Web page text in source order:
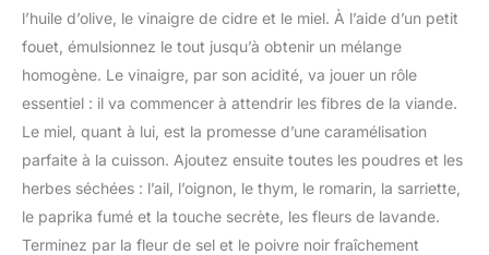
l’huile d’olive, le vinaigre de cidre et le miel. À l’aide d’un petit
fouet, émulsionnez le tout jusqu’à obtenir un mélange
homogène. Le vinaigre, par son acidité, va jouer un rôle
essentiel : il va commencer à attendrir les fibres de la viande.
Le miel, quant à lui, est la promesse d’une caramélisation
parfaite à la cuisson. Ajoutez ensuite toutes les poudres et les
herbes séchées : l’ail, l’oignon, le thym, le romarin, la sarriette,
le paprika fumé et la touche secrète, les fleurs de lavande.
Terminez par la fleur de sel et le poivre noir fraîchement